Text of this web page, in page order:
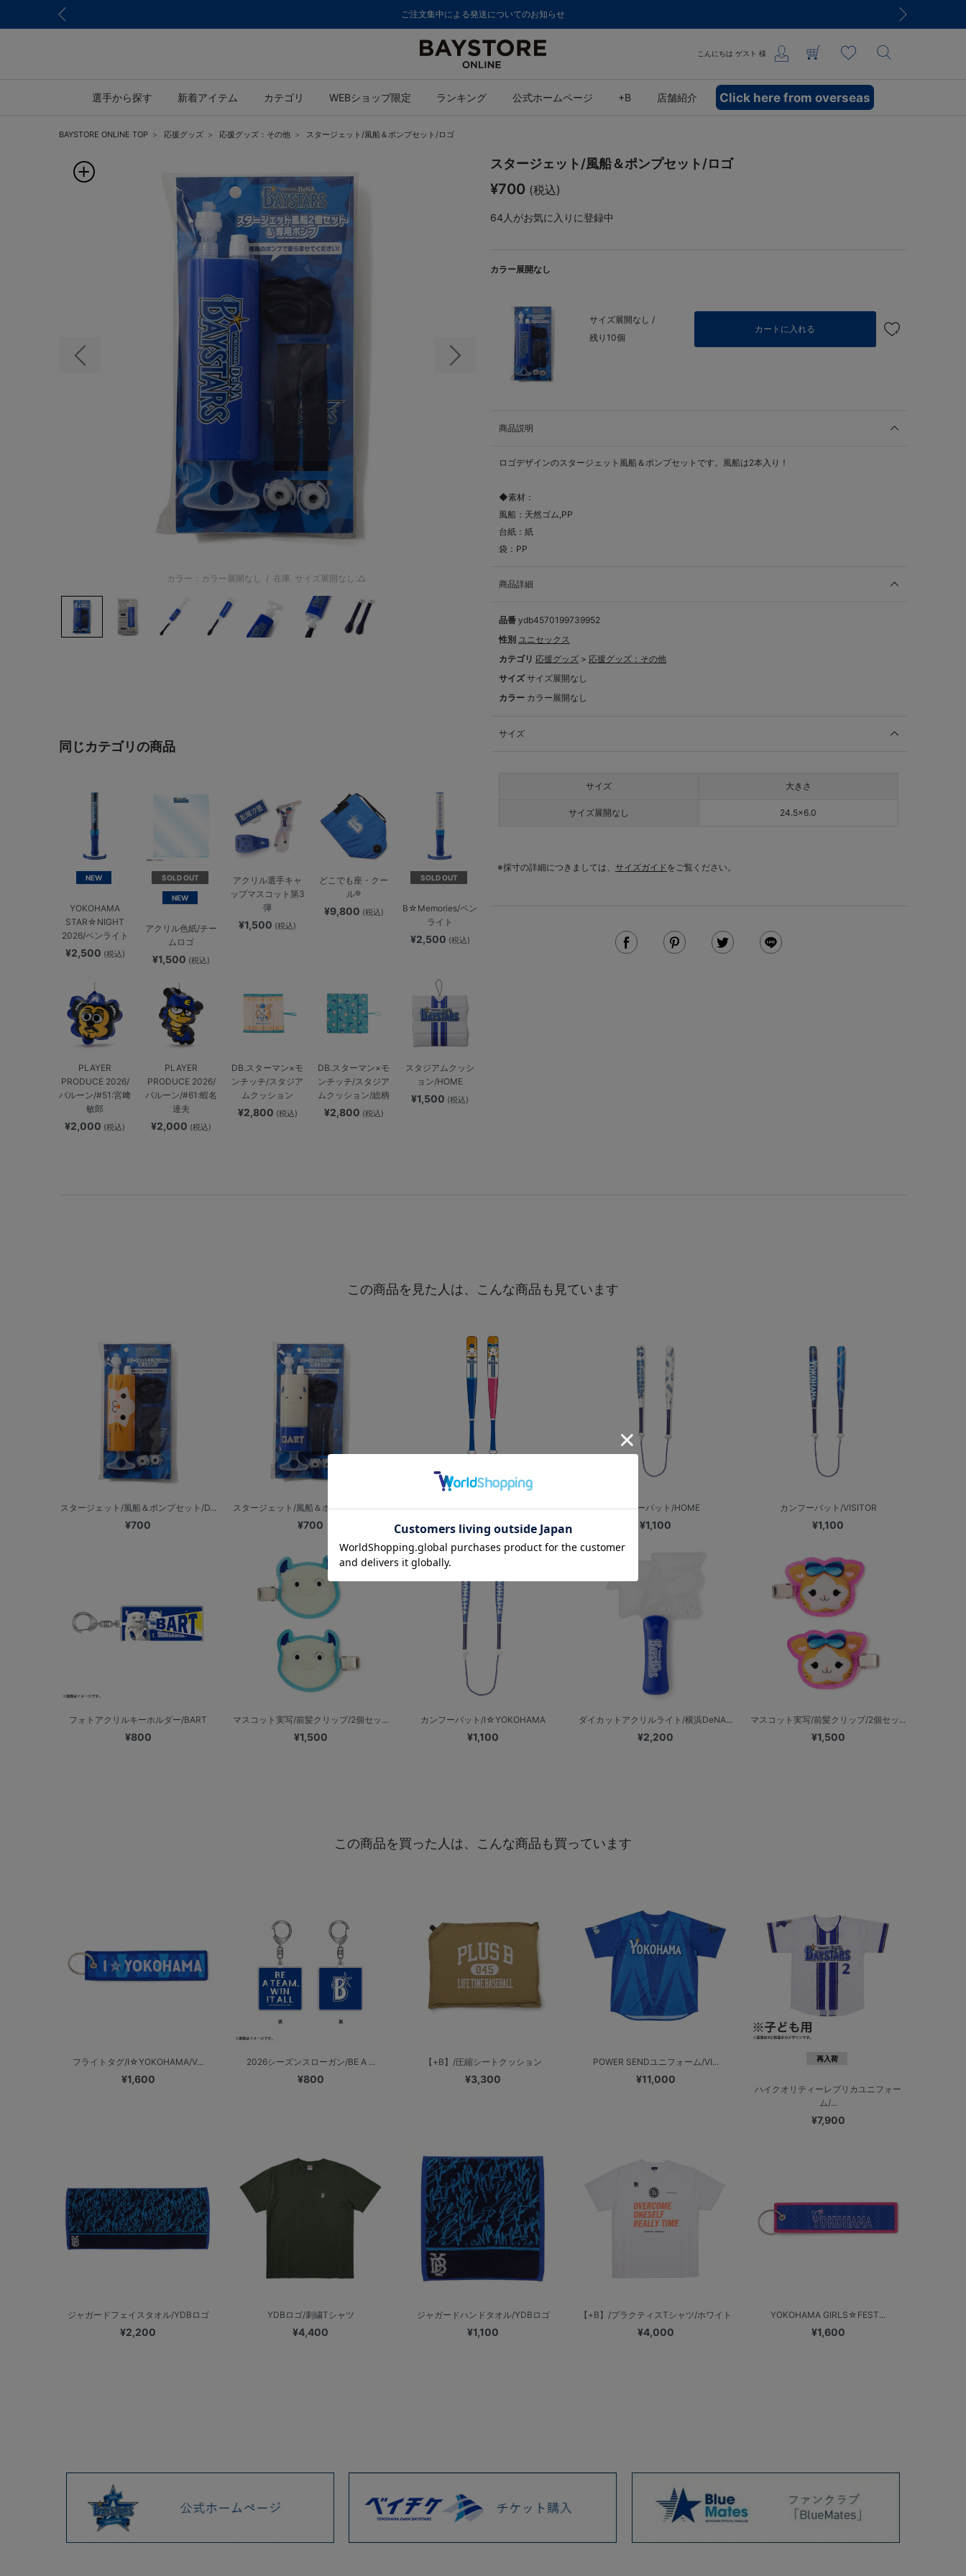
ご注文集中による発送についてのお知らせ
こんにちは ゲスト 様
選手から探す 新着アイテム カテゴリ WEBショップ限定 ランキング 公式ホームページ +B 店舗紹介 Click here from overseas
BAYSTORE ONLINE TOP 応援グッズ 応援グッズ：その他 スタージェット/風船＆ポンプセット/ロゴ
前の画像 次の画像
カラー：カラー展開なし / 在庫 サイズ展開なし:△
同じカテゴリの商品
NEW
YOKOHAMA
STAR☆NIGHT
2026/ペンライト
¥2,500 (税込)
SOLD OUT
NEW
アクリル色紙/チー
ムロゴ
¥1,500 (税込)
アクリル選手キャ
ップマスコット第3
弾
¥1,500 (税込)
どこでも座・クー
ル®
¥9,800 (税込)
SOLD OUT
B☆Memories/ペン
ライト
¥2,500 (税込)
PLAYER
PRODUCE 2026/
バルーン/#51:宮﨑
敏郎
¥2,000 (税込)
PLAYER
PRODUCE 2026/
バルーン/#61:蝦名
達夫
¥2,000 (税込)
DB.スターマン×モ
ンチッチ/スタジア
ムクッション
¥2,800 (税込)
DB.スターマン×モ
ンチッチ/スタジア
ムクッション/総柄
¥2,800 (税込)
スタジアムクッシ
ョン/HOME
¥1,500 (税込)
スタージェット/風船＆ポンプセット/ロゴ
¥700 (税込)
64 人がお気に入りに登録中
カラー展開なし
サイズ展開なし /
残り10個
カートに入れる
商品説明
ロゴデザインのスタージェット風船＆ポンプセットです。風船は2本入り！
◆素材：
風船：天然ゴム,PP
台紙：紙
袋：PP
商品詳細
品番 ydb4570199739952
性別 ユニセックス
カテゴリ 応援グッズ > 応援グッズ：その他
サイズ サイズ展開なし
カラー カラー展開なし
サイズ
サイズ 大きさ
サイズ展開なし 24.5×6.0
※採寸の詳細につきましては、 サイズガイドをご覧ください。
この商品を見た人は、こんな商品も見ています
スタージェット/風船＆ポンプセット/D...
¥700
スタージェット/風船＆ポンプセット/B...
¥700
カンフーバット/DB.スターマン＆DB...
¥1,100
カンフーバット/HOME
¥1,100
カンフーバット/VISITOR
¥1,100
フォトアクリルキーホルダー/BART
¥800
マスコット実写/前髪クリップ/2個セッ...
¥1,500
カンフーバット/I☆YOKOHAMA
¥1,100
ダイカットアクリルライト/横浜DeNA...
¥2,200
マスコット実写/前髪クリップ/2個セッ...
¥1,500
この商品を買った人は、こんな商品も買っています
フライトタグ/I☆YOKOHAMA/V...
¥1,600
2026シーズンスローガン/BE A ...
¥800
【+B】/圧縮シートクッション
¥3,300
POWER SENDユニフォーム/VI...
¥11,000
再入荷
ハイクオリティーレプリカユニフォー
ム/...
¥7,900
ジャガードフェイスタオル/YDBロゴ
¥2,200
YDBロゴ/刺繍Tシャツ
¥4,400
ジャガードハンドタオル/YDBロゴ
¥1,100
【+B】/プラクティスTシャツ/ホワイト
¥4,000
YOKOHAMA GIRLS☆FEST...
¥1,600